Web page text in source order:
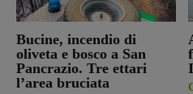
Bucine, incendio di
oliveta e bosco a San
Pancrazio. Tre ettari
l’area bruciata